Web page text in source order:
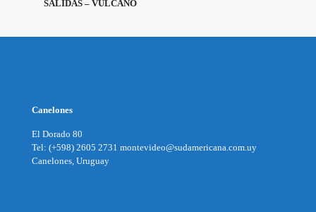
SALIDAS – VULCANO
Canelones
El Dorado 80
Tel: (+598) 2605 2731 montevideo@sudamericana.com.uy
Canelones, Uruguay